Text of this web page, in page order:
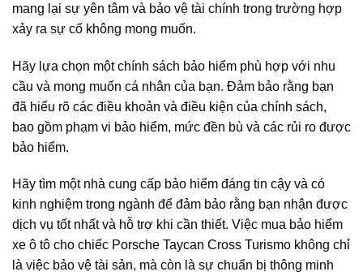
mang lại sự yên tâm và bảo vệ tài chính trong trường hợp
xảy ra sự cố không mong muốn.
Hãy lựa chọn một chính sách bảo hiểm phù hợp với nhu
cầu và mong muốn cá nhân của bạn. Đảm bảo rằng bạn
đã hiểu rõ các điều khoản và điều kiện của chính sách,
bao gồm phạm vi bảo hiểm, mức đền bù và các rủi ro được
bảo hiểm.
Hãy tìm một nhà cung cấp bảo hiểm đáng tin cậy và có
kinh nghiệm trong ngành để đảm bảo rằng bạn nhận được
dịch vụ tốt nhất và hỗ trợ khi cần thiết. Việc mua bảo hiểm
xe ô tô cho chiếc Porsche Taycan Cross Turismo không chỉ
là việc bảo vệ tài sản, mà còn là sự chuẩn bị thông minh